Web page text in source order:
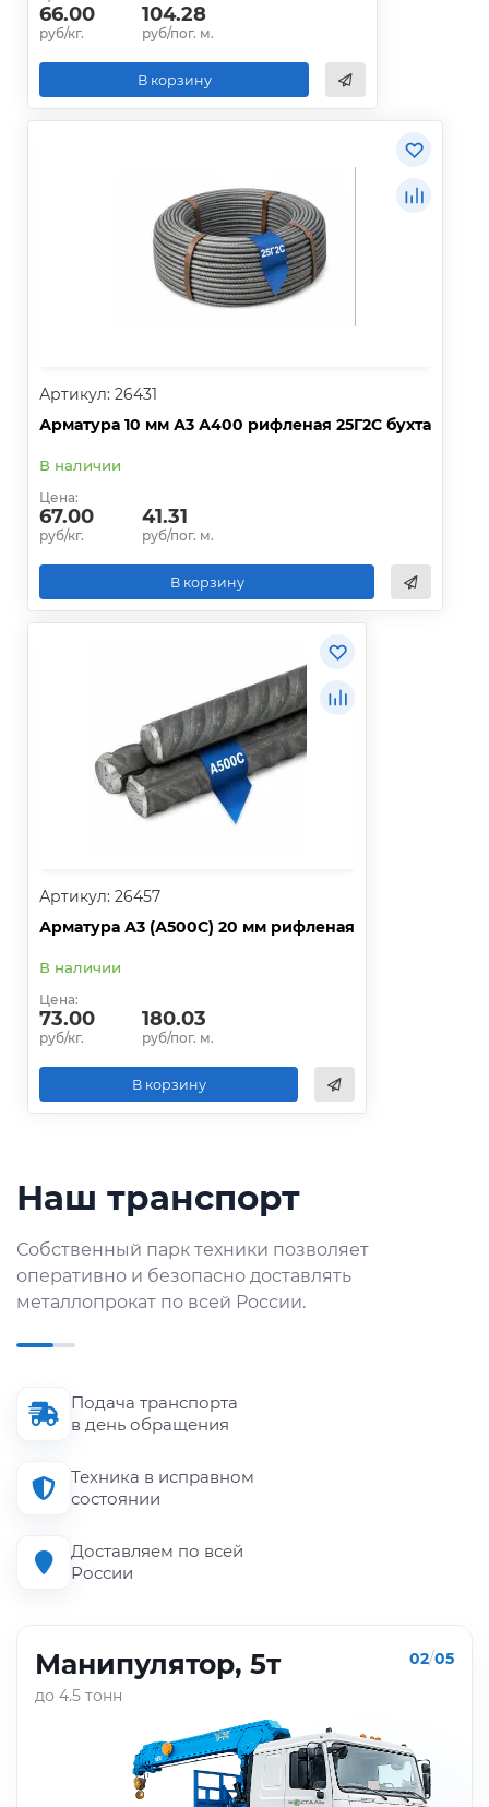
66.00
руб/кг.
104.28
руб/пог. м.
В корзину
Артикул: 26431
Арматура 10 мм А3 А400 рифленая 25Г2С бухта
В наличии
Цена:
67.00
руб/кг.
41.31
руб/пог. м.
В корзину
Артикул: 26457
Арматура А3 (А500С) 20 мм рифленая
В наличии
Цена:
73.00
руб/кг.
180.03
руб/пог. м.
В корзину
Наш транспорт
Собственный парк техники позволяет
оперативно и безопасно доставлять
металлопрокат по всей России.
Подача транспорта
в день обращения
Техника в исправном
состоянии
Доставляем по всей
России
Манипулятор, 5т
до 4.5 тонн
02/05